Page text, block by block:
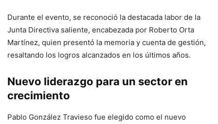
Durante el evento, se reconoció la destacada labor de la
Junta Directiva saliente, encabezada por Roberto Orta
Martínez, quien presentó la memoria y cuenta de gestión,
resaltando los logros alcanzados en los últimos años.
Nuevo liderazgo para un sector en
crecimiento
Pablo González Travieso fue elegido como el nuevo